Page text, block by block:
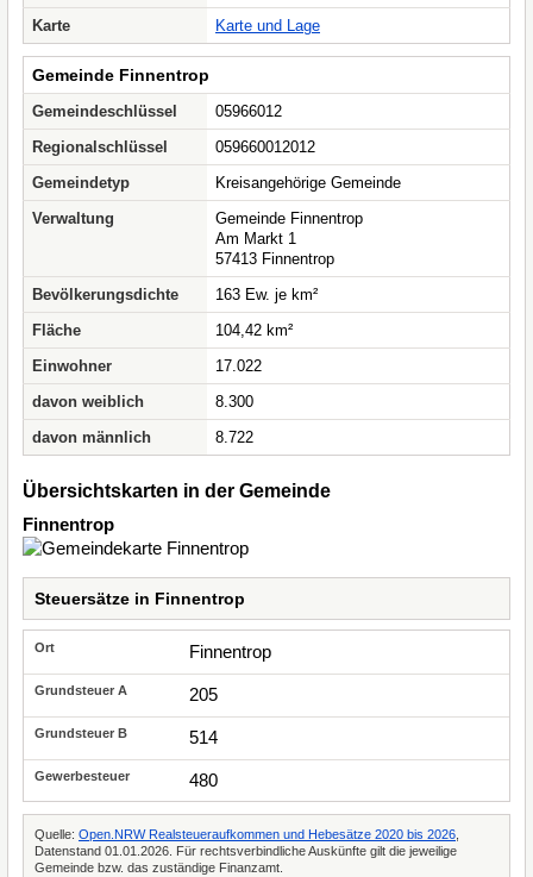
Karte
Karte und Lage
Gemeinde Finnentrop
Gemeindeschlüssel
05966012
Regionalschlüssel
059660012012
Gemeindetyp
Kreisangehörige Gemeinde
Verwaltung
Gemeinde Finnentrop
Am Markt 1
57413 Finnentrop
Bevölkerungsdichte
163 Ew. je km²
Fläche
104,42 km²
Einwohner
17.022
davon weiblich
8.300
davon männlich
8.722
Übersichtskarten in der Gemeinde
Finnentrop
Steuersätze in Finnentrop
Finnentrop
205
514
480
Quelle: Open.NRW Realsteueraufkommen und Hebesätze 2020 bis 2026
Datenstand 01.01.2026. Für rechtsverbindliche Auskünfte gilt die jeweilige
Gemeinde bzw. das zuständige Finanzamt.